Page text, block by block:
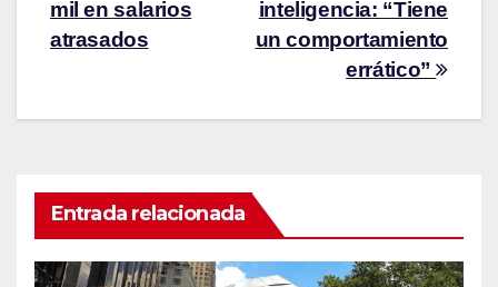
inteligencia: “Tiene
un comportamiento
errático”
mil en salarios
atrasados
Entrada relacionada